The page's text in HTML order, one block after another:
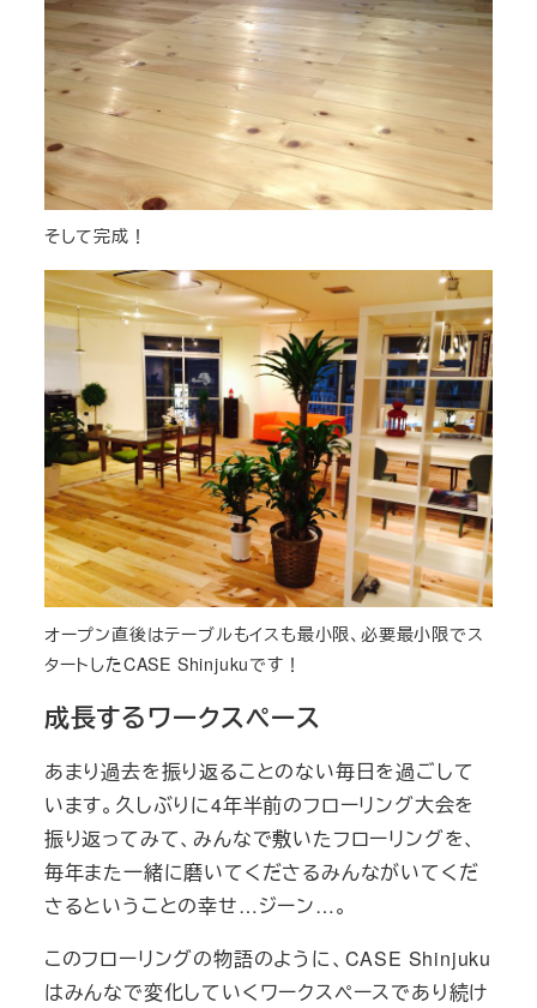
そして完成！
オープン直後はテーブルもイスも最小限、必要最小限でス
タートしたCASE Shinjukuです！
成長するワークスペース
あまり過去を振り返ることのない毎日を過ごして
います。久しぶりに4年半前のフローリング大会を
振り返ってみて、みんなで敷いたフローリングを、
毎年また一緒に磨いてくださるみんながいてくだ
さるということの幸せ…ジーン…。
このフローリングの物語のように、CASE Shinjuku
はみんなで変化していくワークスペースであり続け